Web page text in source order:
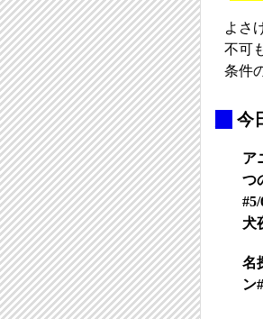
よさ
不可
条件
今
ア
つ
#5/
犬
名
ン